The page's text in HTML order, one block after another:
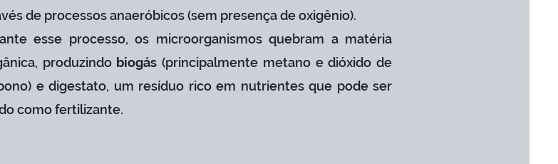
de processos anaeróbicos (sem presença de oxigênio).
esse processo, os microorganismos quebram a matéria
produzindo biogás (principalmente metano e dióxido de
e digestato, um resíduo rico em nutrientes que pode ser
como fertilizante.